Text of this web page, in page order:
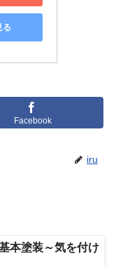
る
Facebook
iru
塗装～気を付け